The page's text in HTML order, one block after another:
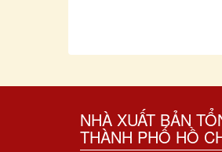
NHÀ XUẤT BẢN
THÀNH PHỐ HỒ